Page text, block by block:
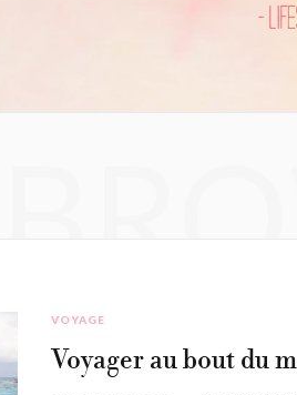
VOYAGE
Voyager au bout du